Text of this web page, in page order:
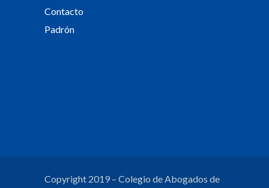
Contacto
Padrón
Copyright 2019 – Colegio de Abogados de